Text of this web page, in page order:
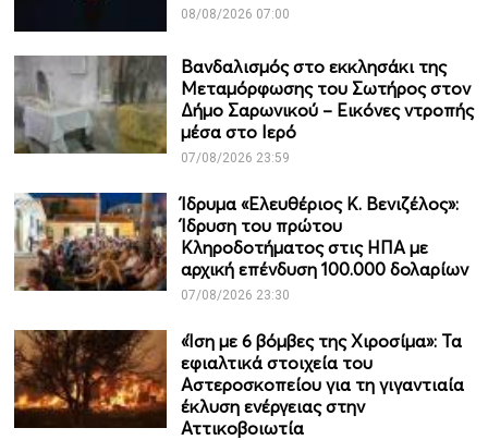
08/08/2026 07:00
Βανδαλισμός στο εκκλησάκι της
Μεταμόρφωσης του Σωτήρος στον
Δήμο Σαρωνικού – Εικόνες ντροπής
μέσα στο Ιερό
07/08/2026 23:59
Ίδρυμα «Ελευθέριος Κ. Βενιζέλος»:
Ίδρυση του πρώτου
Κληροδοτήματος στις ΗΠΑ με
αρχική επένδυση 100.000 δολαρίων
07/08/2026 23:30
«Ίση με 6 βόμβες της Χιροσίμα»: Τα
εφιαλτικά στοιχεία του
Αστεροσκοπείου για τη γιγαντιαία
έκλυση ενέργειας στην
Αττικοβοιωτία